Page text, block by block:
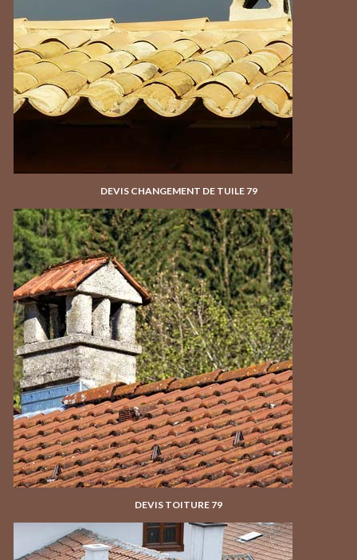
DEVIS CHANGEMENT DE TUILE 79
DEVIS TOITURE 79